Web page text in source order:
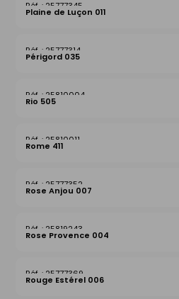
25777345
Plaine de Luçon 011
25777314
Périgord 035
25810004
Rio 505
25810011
Rome 411
25777352
Rose Anjou 007
25819243
Rose Provence 004
25777369
Rouge Estérel 006